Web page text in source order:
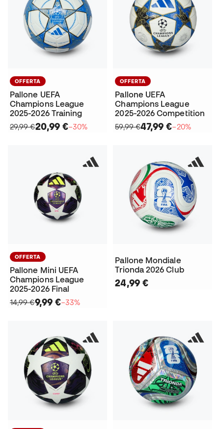
OFFERTA
Pallone UEFA
Champions League
2025-2026 Training
29,99 €20,99 €−30%
OFFERTA
Pallone UEFA
Champions League
2025-2026 Competition
59,99 €47,99 €−20%
OFFERTA
Pallone Mini UEFA
Champions League
2025-2026 Final
14,99 €9,99 €−33%
Pallone Mondiale
Trionda 2026 Club
24,99 €